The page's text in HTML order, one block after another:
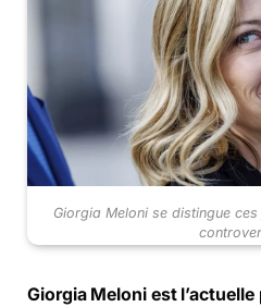
Giorgia Meloni se distingue
Giorgia Meloni est